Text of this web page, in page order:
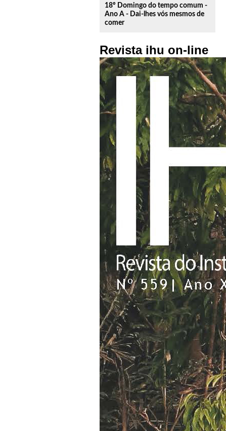
18º Domingo do tempo comum -
Ano A - Dai-lhes vós mesmos de
comer
Revista ihu on-line